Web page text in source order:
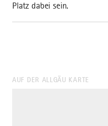
Platz dabei sein.
AUF DER ALLGÄU KARTE